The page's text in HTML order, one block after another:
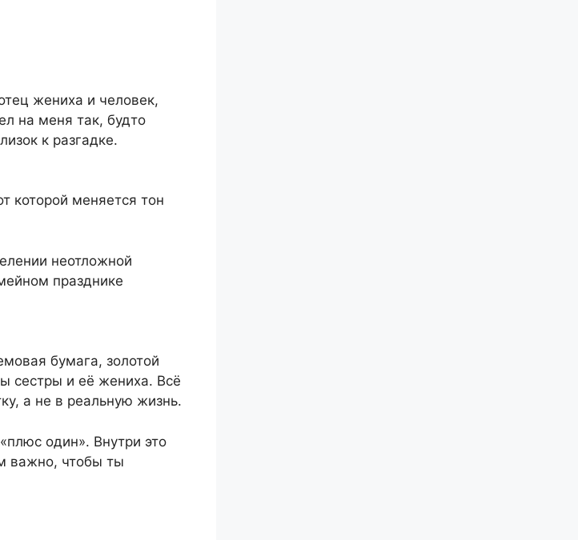
жениха и человек,
на меня так, будто
к разгадке.
которой меняется тон
неотложной
празднике
бумага, золотой
сестры и её жениха. Всё
а не в реальную жизнь.
один». Внутри это
важно, чтобы ты